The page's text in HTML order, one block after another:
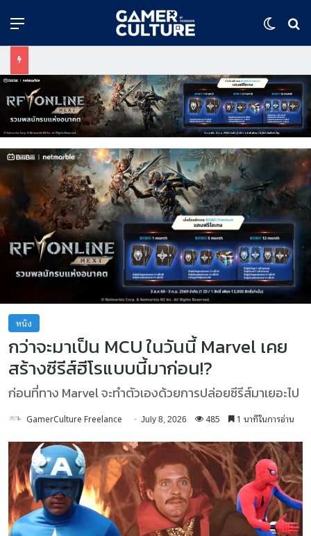
Menu
หนัง
กว่าจะมาเป็น MCU ในวันนี้ Marvel เคย
สร้างซีรีส์ฮีโรแบบนี้มาก่อน!?
ก่อนที่ทาง Marvel จะทำตัวเองด้วยการปล่อยซีรีส์มาเยอะไป
GamerCulture Freelance July 8, 2026 485 1 นาทีในการอ่าน